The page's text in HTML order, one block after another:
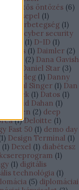
öntözés (6)
Csepel (1)
cukorbetegség (1)
cyber security
(1) D-ID (1)
(1) Daimler (2)
(2) Dana Gavish
Daniel Star (3)
Danit Peleg (1) Danny
– Saul Singer (1) Dan
Matek (1) Datos (1)
David Dahan (1)
Debrecen (2) deep
(1) Deloitte (1)
Fast 50 (1) demo day
1) Design Terminal (1)
(1) Dexel (1) diabétesz
(1)
(1) digitális
technológia (1)
(5) diplomáciai